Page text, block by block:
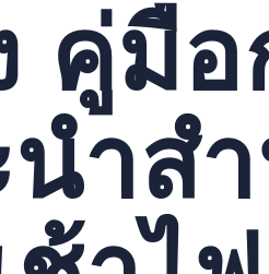
คู่มื
ำส